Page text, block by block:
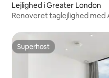
Lejlighed i Greater London
Renoveret taglejlighed med
Superhost
Superhost